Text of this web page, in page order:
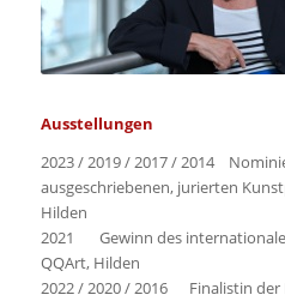
Ausstellungen
2023 / 2019 / 2017 / 2014
ausgeschriebenen, jurierten
Hilden
2021 Gewinn des
QQArt, Hilden
2022 / 2020 / 2016 Finalistin der